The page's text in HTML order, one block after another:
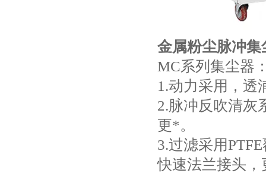
金属粉尘脉冲集
MC系列集尘器
1.动力采用，透
2.脉冲反吹清灰
更*。
3.过滤采用
快速法兰接头，